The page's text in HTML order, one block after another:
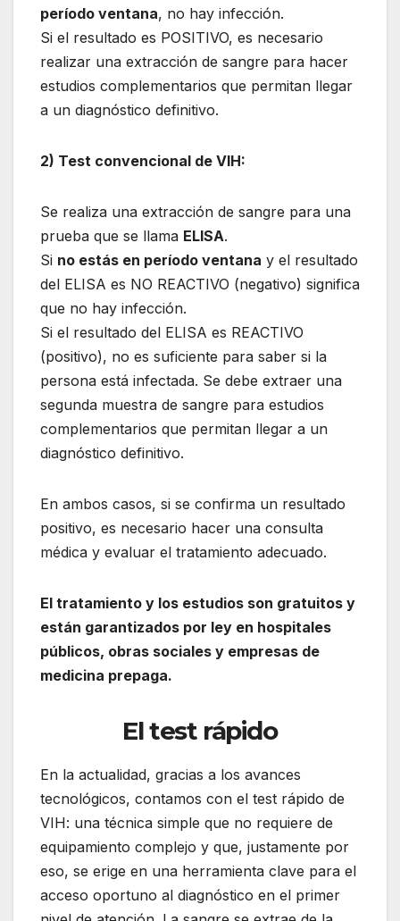
período ventana, no hay infección.
Si el resultado es POSITIVO, es necesario
realizar una extracción de sangre para hacer
estudios complementarios que permitan llegar
a un diagnóstico definitivo.
2) Test convencional de VIH:
Se realiza una extracción de sangre para una
prueba que se llama ELISA.
Si no estás en período ventana y el resultado
del ELISA es NO REACTIVO (negativo) significa
que no hay infección.
Si el resultado del ELISA es REACTIVO
(positivo), no es suficiente para saber si la
persona está infectada. Se debe extraer una
segunda muestra de sangre para estudios
complementarios que permitan llegar a un
diagnóstico definitivo.
En ambos casos, si se confirma un resultado
positivo, es necesario hacer una consulta
médica y evaluar el tratamiento adecuado.
El tratamiento y los estudios son gratuitos y
están garantizados por ley en hospitales
públicos, obras sociales y empresas de
medicina prepaga.
El test rápido
En la actualidad, gracias a los avances
tecnológicos, contamos con el test rápido de
VIH: una técnica simple que no requiere de
equipamiento complejo y que, justamente por
eso, se erige en una herramienta clave para el
acceso oportuno al diagnóstico en el primer